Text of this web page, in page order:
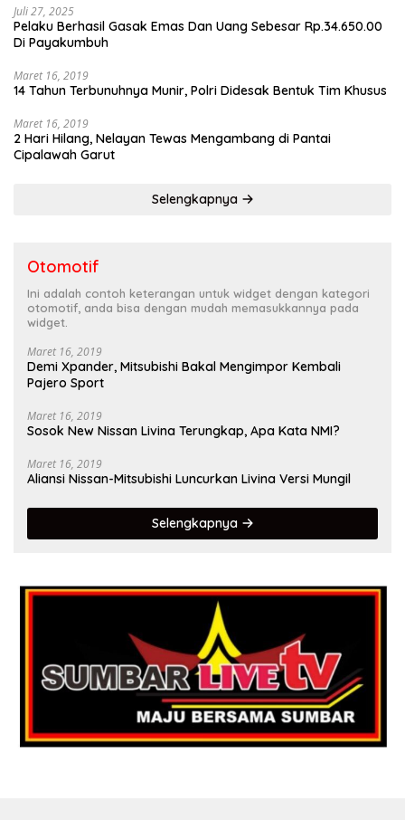
Juli 27, 2025
Pelaku Berhasil Gasak Emas Dan Uang Sebesar Rp.34.650.00
Di Payakumbuh
Maret 16, 2019
14 Tahun Terbunuhnya Munir, Polri Didesak Bentuk Tim Khusus
Maret 16, 2019
2 Hari Hilang, Nelayan Tewas Mengambang di Pantai
Cipalawah Garut
Selengkapnya
Otomotif
Ini adalah contoh keterangan untuk widget dengan kategori
otomotif, anda bisa dengan mudah memasukkannya pada
widget.
Maret 16, 2019
Demi Xpander, Mitsubishi Bakal Mengimpor Kembali
Pajero Sport
Maret 16, 2019
Sosok New Nissan Livina Terungkap, Apa Kata NMI?
Maret 16, 2019
Aliansi Nissan-Mitsubishi Luncurkan Livina Versi Mungil
Selengkapnya